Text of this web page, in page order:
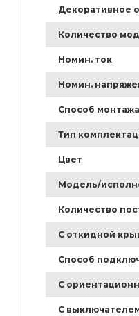
Декоративное
Количество
Номин. ток
Номин.
Способ монтажа
Тип
Цвет
Модель/
Количество
С откидной
Способ
С
С